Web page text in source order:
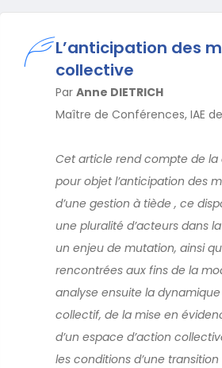
L’anticipation des
collective
Par Anne DIETRICH
Maître de Conférences, IAE de
Cet article rend compte de la
pour objet l’anticipation des
d’une gestion à tiède , ce
une pluralité d’acteurs dans
un enjeu de mutation, ainsi
rencontrées aux fins de la
analyse ensuite la
collectif, de la mise en
d’un espace d’action
les conditions d’une transition